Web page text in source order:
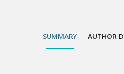
SUMMARY AUTHOR